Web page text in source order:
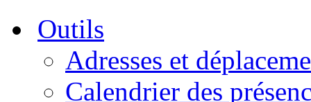
Outils
Adresses et
Calendrier des